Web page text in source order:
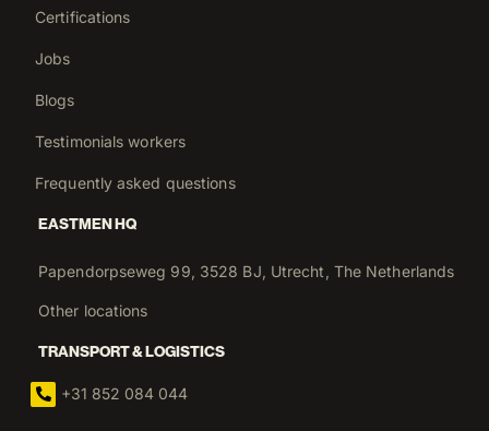
How it works
Certifications
Jobs
Blogs
Testimonials workers
Frequently asked questions
EASTMEN HQ
Papendorpseweg 99, 3528 BJ, Utrecht, The Netherlands
Other locations
TRANSPORT & LOGISTICS